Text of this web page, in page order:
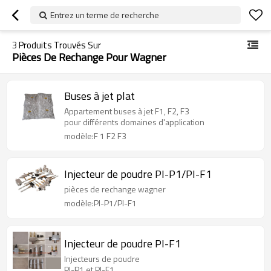
Entrez un terme de recherche
3Produits Trouvés Sur
Pièces De Rechange Pour Wagner
Buses à jet plat
Appartement buses à jet F1, F2, F3
pour différents domaines d'application
modèle:F 1 F2 F3
Injecteur de poudre PI-P1/PI-F1
pièces de rechange wagner
modèle:PI-P1/PI-F1
Injecteur de poudre PI-F1
Injecteurs de poudre